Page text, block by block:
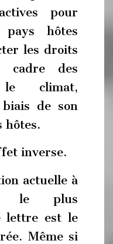
pour
hôtes
les droits
cadre des
climat,
de son
hôtes.
inverse.
actuelle à
le plus
lettre est le
Même si